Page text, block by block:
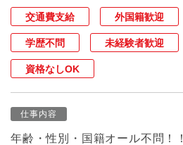
交通費支給 外国籍歓迎
学歴不問 未経験者歓迎
資格なしOK
仕事内容
年齢・性別・国籍オール不問！！